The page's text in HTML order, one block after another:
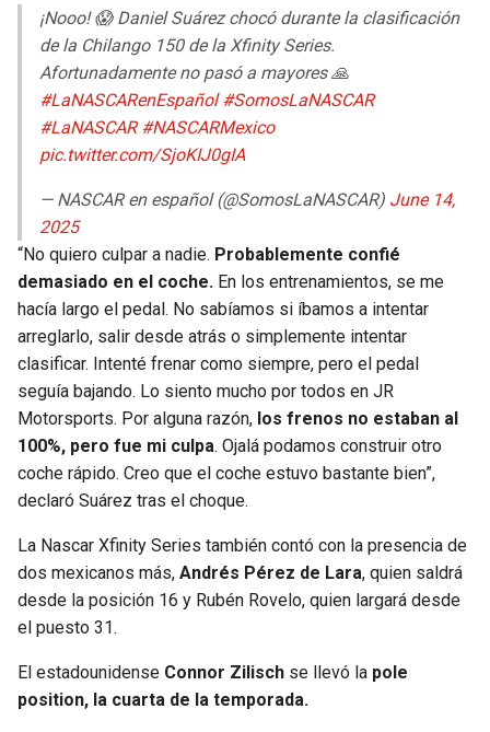
¡Nooo! 😱 Daniel Suárez chocó durante la clasificación
de la Chilango 150 de la Xfinity Series.
Afortunadamente no pasó a mayores 🙏
#LaNASCARenEspañol #SomosLaNASCAR
#LaNASCAR #NASCARMexico
pic.twitter.com/SjoKIJ0gIA
— NASCAR en español (@SomosLaNASCAR) June 14,
2025
“No quiero culpar a nadie. Probablemente confié
demasiado en el coche. En los entrenamientos, se me
hacía largo el pedal. No sabíamos si íbamos a intentar
arreglarlo, salir desde atrás o simplemente intentar
clasificar. Intenté frenar como siempre, pero el pedal
seguía bajando. Lo siento mucho por todos en JR
Motorsports. Por alguna razón, los frenos no estaban al
100%, pero fue mi culpa. Ojalá podamos construir otro
coche rápido. Creo que el coche estuvo bastante bien”,
declaró Suárez tras el choque.
La Nascar Xfinity Series también contó con la presencia de
dos mexicanos más, Andrés Pérez de Lara, quien saldrá
desde la posición 16 y Rubén Rovelo, quien largará desde
el puesto 31.
El estadounidense Connor Zilisch se llevó la pole
position, la cuarta de la temporada.